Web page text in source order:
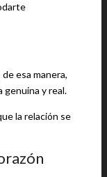
esa manera,
genuina y real.
la relación se